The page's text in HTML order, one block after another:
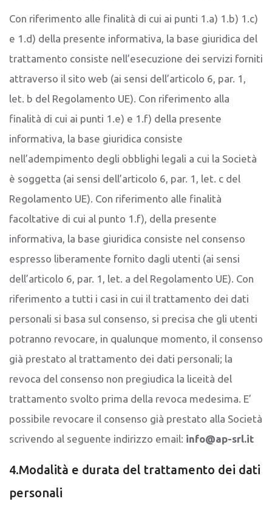
Con riferimento alle finalità di cui ai punti 1.a) 1.b) 1.c)
e 1.d) della presente informativa, la base giuridica del
trattamento consiste nell’esecuzione dei servizi forniti
attraverso il sito web (ai sensi dell’articolo 6, par. 1,
let. b del Regolamento UE). Con riferimento alla
finalità di cui ai punti 1.e) e 1.f) della presente
informativa, la base giuridica consiste
nell’adempimento degli obblighi legali a cui la Società
è soggetta (ai sensi dell’articolo 6, par. 1, let. c del
Regolamento UE). Con riferimento alle finalità
facoltative di cui al punto 1.f), della presente
informativa, la base giuridica consiste nel consenso
espresso liberamente fornito dagli utenti (ai sensi
dell’articolo 6, par. 1, let. a del Regolamento UE). Con
riferimento a tutti i casi in cui il trattamento dei dati
personali si basa sul consenso, si precisa che gli utenti
potranno revocare, in qualunque momento, il consenso
già prestato al trattamento dei dati personali; la
revoca del consenso non pregiudica la liceità del
trattamento svolto prima della revoca medesima. E’
possibile revocare il consenso già prestato alla Società
scrivendo al seguente indirizzo email: info@ap-srl.it
4.Modalità e durata del trattamento dei dati
personali